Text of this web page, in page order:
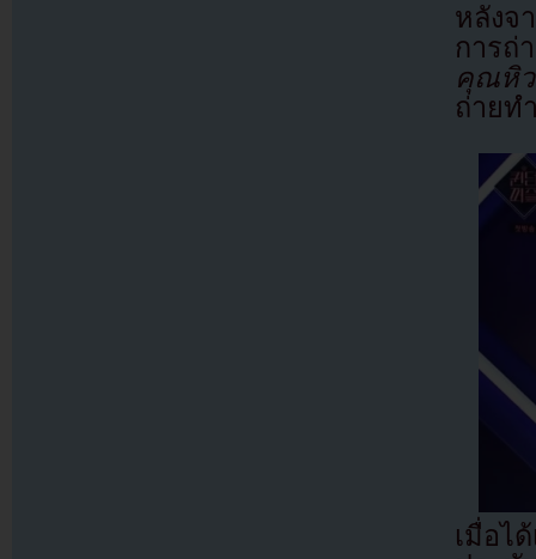
หลังจ
การถ่
คุณหิว
ถ่ายท
เมื่อไ